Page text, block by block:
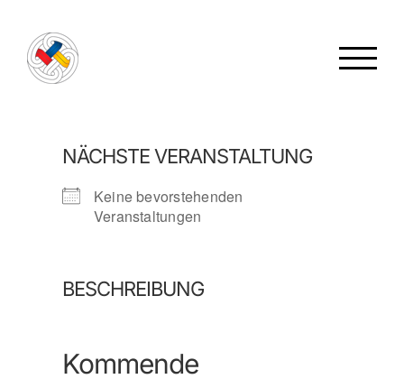
Inhalt
springen
NÄCHSTE VERANSTALTUNG
Keine bevorstehenden
Veranstaltungen
BESCHREIBUNG
Kommende